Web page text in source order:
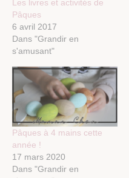
Les livres et activités de
Pâques
6 avril 2017
Dans "Grandir en
s'amusant"
Pâques à 4 mains cette
année !
17 mars 2020
Dans "Grandir en